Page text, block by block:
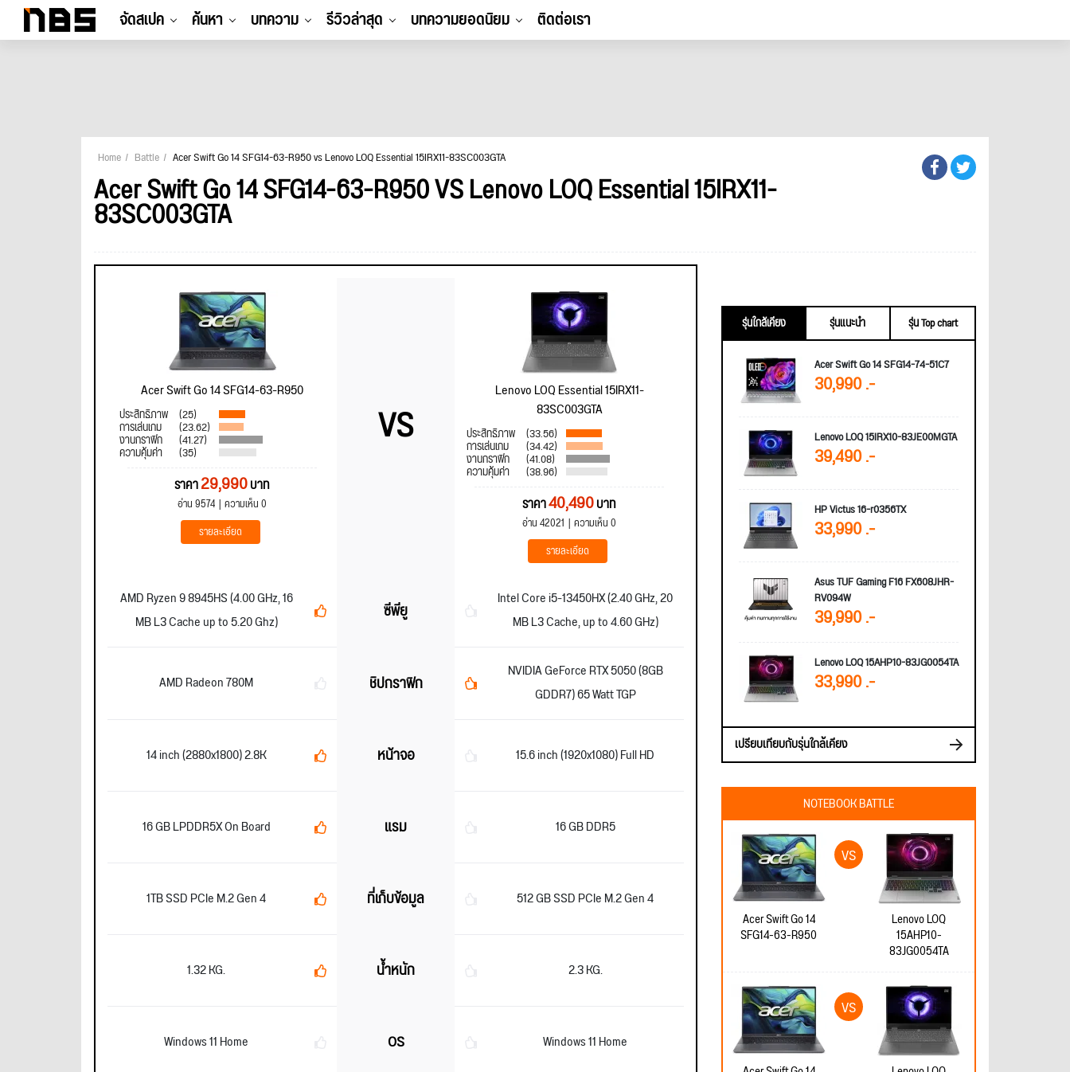
จัดสเปค ค้นหา บทความ รีวิวล่าสุด บทความยอดนิยม ติดต่อเรา
Home Battle Acer Swift Go 14 SFG14-63-R950 vs Lenovo LOQ Essential 15IRX11-83SC003GTA
Acer Swift Go 14 SFG14-63-R950 VS Lenovo LOQ Essential 15IRX11-
83SC003GTA
VS
Acer Swift Go 14 SFG14-63-R950
ประสิทธิภาพ (25)
การเล่นเกม (23.62)
งานกราฟิก (41.27)
ความคุ้มค่า (35)
ราคา29,990บาท
อ่าน 9574 ความเห็น 0
รายละเอียด
Lenovo LOQ Essential 15IRX11-
83SC003GTA
ประสิทธิภาพ (33.56)
การเล่นเกม (34.42)
งานกราฟิก (41.08)
ความคุ้มค่า (38.96)
ราคา40,490บาท
อ่าน 42021 ความเห็น 0
รายละเอียด
ซีพียู
AMD Ryzen 9 8945HS (4.00 GHz, 16
MB L3 Cache up to 5.20 Ghz)
Intel Core i5-13450HX (2.40 GHz, 20
MB L3 Cache, up to 4.60 GHz)
ชิปกราฟิก
AMD Radeon 780M
NVIDIA GeForce RTX 5050 (8GB
GDDR7) 65 Watt TGP
หน้าจอ
14 inch (2880x1800) 2.8K 15.6 inch (1920x1080) Full HD
แรม
16 GB LPDDR5X On Board 16 GB DDR5
ที่เก็บข้อมูล
1TB SSD PCIe M.2 Gen 4 512 GB SSD PCIe M.2 Gen 4
น้ำหนัก
1.32 KG. 2.3 KG.
OS
Windows 11 Home Windows 11 Home
รุ่นใกล้เคียง รุ่นแนะนำ
รุ่น Top chart
Acer Swift Go 14 SFG14-74-51C7
30,990 .-
Lenovo LOQ 15IRX10-83JE00MGTA
39,490 .-
HP Victus 16-r0356TX
33,990 .-
Asus TUF Gaming F16 FX608JHR-
RV094W
39,990 .-
Lenovo LOQ 15AHP10-83JG0054TA
33,990 .-
เปรียบเทียบกับรุ่นใกล้เคียง
NOTEBOOK BATTLE
Acer Swift Go 14
SFG14-63-R950
Lenovo LOQ
15AHP10-
83JG0054TA